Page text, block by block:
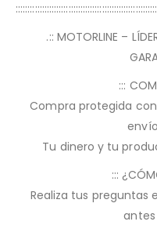
.:: MOTORLINE –
:::
Compra protegida
envío
Tu dinero y tu
:::
Realiza tus preguntas